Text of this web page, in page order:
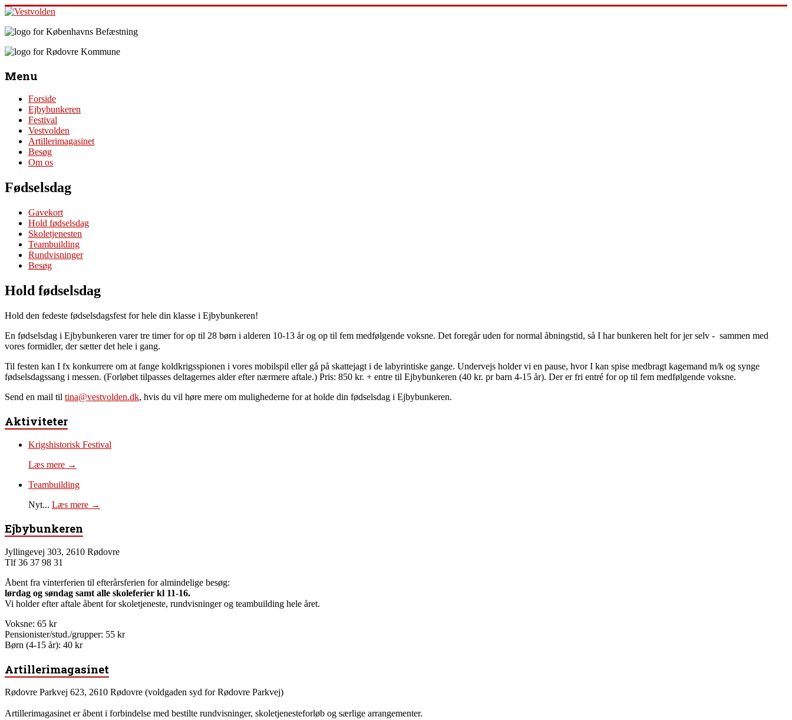
Skip
content
Vestvolden
Velkommen
Oplevelsescenter
Menu
Forside
Ejbybunkeren
Festival
Vestvolden
Artillerimagasinet
Besøg
Om os
Fødselsdag
Gavekort
Hold fødselsdag
Skoletjenesten
Teambuilding
Rundvisninger
Besøg
Hold fødselsdag
Hold den fedeste fødselsdagsfest for hele din klasse i Ejbybunkeren!
En fødselsdag i Ejbybunkeren varer tre timer for op til 28 børn i alderen 10-13 år og op til fem medfølgende voksne. Det foregår uden for normal åbningstid, så I har bunkeren helt for jer selv - sammen med
vores formidler, der sætter det hele i gang.
Til festen kan I fx konkurrere om at fange koldkrigsspionen i vores mobilspil eller gå på skattejagt i de labyrintiske gange. Undervejs holder vi en pause, hvor I kan spise medbragt kagemand m/k og synge
fødselsdagssang i messen. (Forløbet tilpasses deltagernes alder efter nærmere aftale.) Pris: 850 kr. + entre til Ejbybunkeren (40 kr. pr barn 4-15 år). Der er fri entré for op til fem medfølgende voksne.
Send en mail til tina@vestvolden.dk, hvis du vil høre mere om mulighederne for at holde din fødselsdag i Ejbybunkeren.
Aktiviteter
Krigshistorisk Festival
Læs mere →
Teambuilding
Nyt... Læs mere →
Ejbybunkeren
Jyllingevej 303, 2610 Rødovre
Tlf 36 37 98 31
Åbent fra vinterferien til efterårsferien for almindelige besøg:
lørdag og søndag samt alle skoleferier kl 11-16.
Vi holder efter aftale åbent for skoletjeneste, rundvisninger og teambuilding hele året.
Voksne: 65 kr
Pensionister/stud./grupper: 55 kr
Børn (4-15 år): 40 kr
Artillerimagasinet
Rødovre Parkvej 623, 2610 Rødovre (voldgaden syd for Rødovre Parkvej)
Artillerimagasinet er åbent i forbindelse med bestilte rundvisninger, skoletjenesteforløb og særlige arrangementer.